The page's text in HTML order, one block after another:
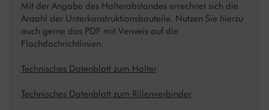
Mit der Angabe des Halterabstandes errechnet sich die
Anzahl der Unterkonstruktionsbauteile. Nutzen Sie hierzu
auch gerne das PDF mit Verweis auf die
Flachdachrichtlinien.
Technisches Datenblatt zum Halter
Technisches Datenblatt zum Rillenverbinder